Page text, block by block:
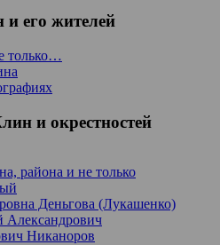
и его жителей
только…
и окрестностей
района и не только
Деньгова (Лукашенко)
Александрович
Никаноров